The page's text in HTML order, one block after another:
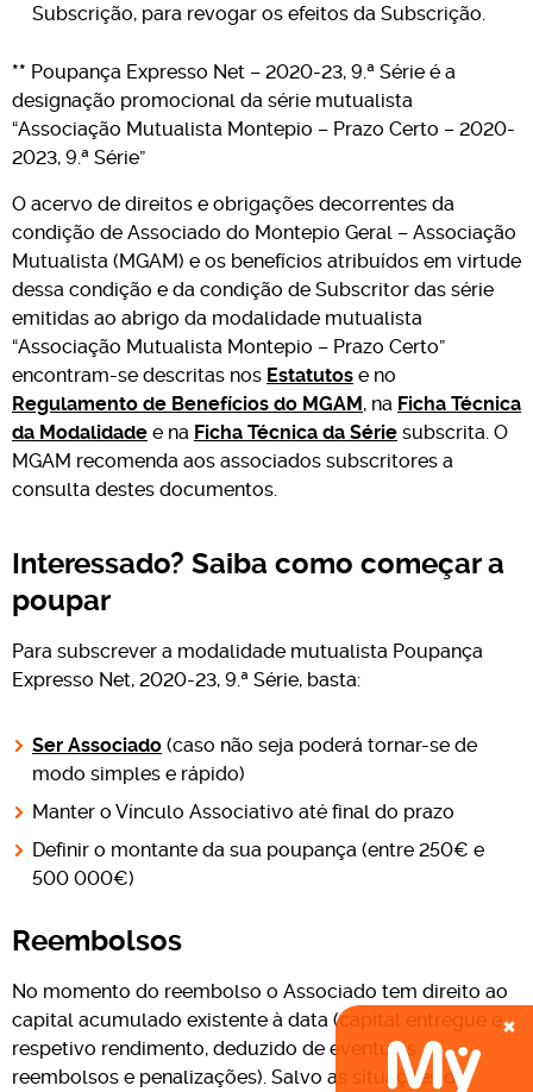
×
Subscrição, para revogar os efeitos da Subscrição.
** Poupança Expresso Net – 2020-23, 9.ª Série é a
designação promocional da série mutualista
“Associação Mutualista Montepio – Prazo Certo – 2020-
2023, 9.ª Série”
O acervo de direitos e obrigações decorrentes da
condição de Associado do Montepio Geral – Associação
Mutualista (MGAM) e os benefícios atribuídos em virtude
dessa condição e da condição de Subscritor das série
emitidas ao abrigo da modalidade mutualista
“Associação Mutualista Montepio – Prazo Certo”
encontram-se descritas nos Estatutos e no
Regulamento de Benefícios do MGAM, na Ficha Técnica
da Modalidade e na Ficha Técnica da Série subscrita. O
MGAM recomenda aos associados subscritores a
consulta destes documentos.
Interessado? Saiba como começar a
poupar
Para subscrever a modalidade mutualista Poupança
Expresso Net, 2020-23, 9.ª Série, basta:
Ser Associado (caso não seja poderá tornar-se de
modo simples e rápido)
Manter o Vínculo Associativo até final do prazo
Definir o montante da sua poupança (entre 250€ e
500 000€)
Reembolsos
No momento do reembolso o Associado tem direito ao
capital acumulado existente à data (capital entregue e
respetivo rendimento, deduzido de eventuais
reembolsos e penalizações). Salvo as situações de